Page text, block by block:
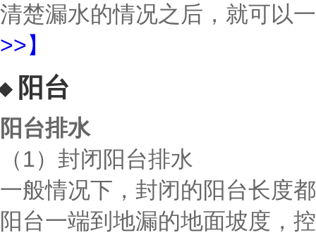
清楚漏水的情况之后，就可以
>>】
阳台
阳台排水
（1）封闭阳台排水
一般情况下，封闭的阳台长度
阳台一端到地漏的地面坡度，